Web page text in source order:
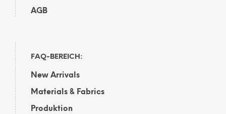
AGB
FAQ-BEREICH:
New Arrivals
Materials & Fabrics
Produktion